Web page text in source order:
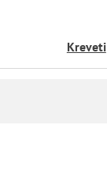
Kreveti